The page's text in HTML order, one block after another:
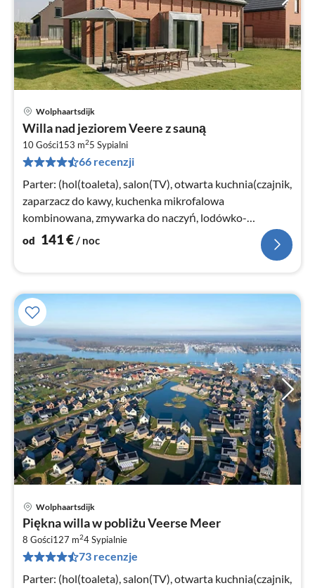
Wolphaartsdijk
Willa nad jeziorem Veere z sauną
10 Gości153 m25 Sypialni
66 recenzji
Parter: (hol(toaleta), salon(TV), otwarta kuchnia(czajnik,
zaparzacz do kawy, kuchenka mikrofalowa
kombinowana, zmywarka do naczyń, lodówko-
zamrażarka)
od 141€/ noc
Wolphaartsdijk
Piękna willa w pobliżu Veerse Meer
8 Gości127 m24Sypialnie
73 recenzje
Parter: (hol(toaleta), salon(TV), otwarta kuchnia(czajnik,